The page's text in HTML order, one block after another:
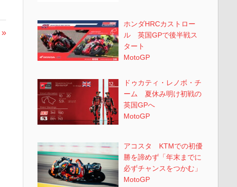
ホンダHRCカストロー
ル 英国GPで後半戦ス
タート
MotoGP
ドゥカティ・レノボ・チ
ーム 夏休み明け初戦の
英国GPへ
MotoGP
アコスタ KTMでの初優
勝を諦めず「年末までに
必ずチャンスをつかむ」
MotoGP